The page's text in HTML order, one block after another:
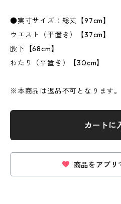
●実寸サイズ：総丈【97cm】
ウエスト（平置き）【37cm】
股下【68cm】
わたり（平置き）【30cm】
※本商品は返品不可となります。
カートに
商品をアプリ